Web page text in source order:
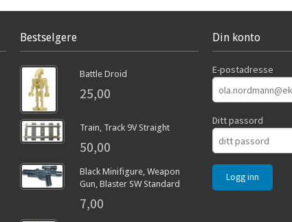
Bestselgere
Battle Droid
25,00
Train, Track 9V Straight
50,00
Black Minifigure, Weapon
Gun, Blaster SW Standard
7,00
Din konto
E-postadresse
Ditt passord